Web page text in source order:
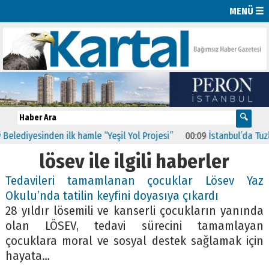
MENÜ ☰
ilk hamle “Yeşil Yol Projesi” 00:09 İstanbul’da
lösev ile ilgili haberler
Tedavileri tamamlanan çocuklar Lösev Yaz
Okulu’nda tatilin keyfini doyasıya çıkardı
28 yıldır lösemili ve kanserli çocukların yanında
olan LÖSEV, tedavi sürecini tamamlayan
çocuklara moral ve sosyal destek sağlamak için
hayata…